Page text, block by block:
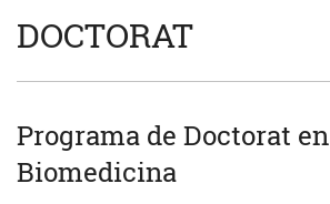
DOCTORAT
Programa de Doctorat en
Biomedicina